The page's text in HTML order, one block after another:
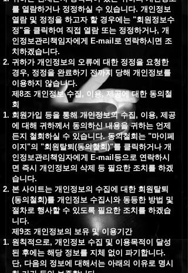
를 열람하거나 정정하실 수 있습니다. 개인정보
열람 및 정정을 하고자 할 경우에는 "회원정보수
정"을 클릭하여 직접 열람 또는 정정하거나, 개
인정보관리책임자에게 E-mail로 연락하시면 조
치하겠습니다.
귀하가 개인정보의 오류에 대한 정정을 요청한
경우, 정정을 완료하기 전까지 당해 개인정보를
이용하지 않습니다.
제8조 개인정보 수집, 이용, 제공에 대한 동의철
회
회원가입 등을 통해 개인정보의 수집, 이용, 제공
에 대해 귀하께서 동의하신 내용을 귀하는 언제
든지 철회하실 수 있습니다. 동의철회는 "마이페
이지"의 "회원탈퇴(동의철회)"를 클릭하거나 개
인정보관리책임자에게 E-mail등으로 연락하시
면 즉시 개인정보의 삭제 등 필요한 조치를 하겠
습니다.
본 사이트는 개인정보의 수집에 대한 회원탈퇴
(동의철회)를 개인정보 수집시와 동등한 방법 및
절차로 행사할 수 있도록 필요한 조치를 하겠습
니다.
제9조 개인정보의 보유 및 이용기간
원칙적으로, 개인정보 수집 및 이용목적이 달성
된 후에는 해당 정보를 지체 없이 파기합니다.
단, 다음의 정보에 대해서는 아래의 이유로 명시